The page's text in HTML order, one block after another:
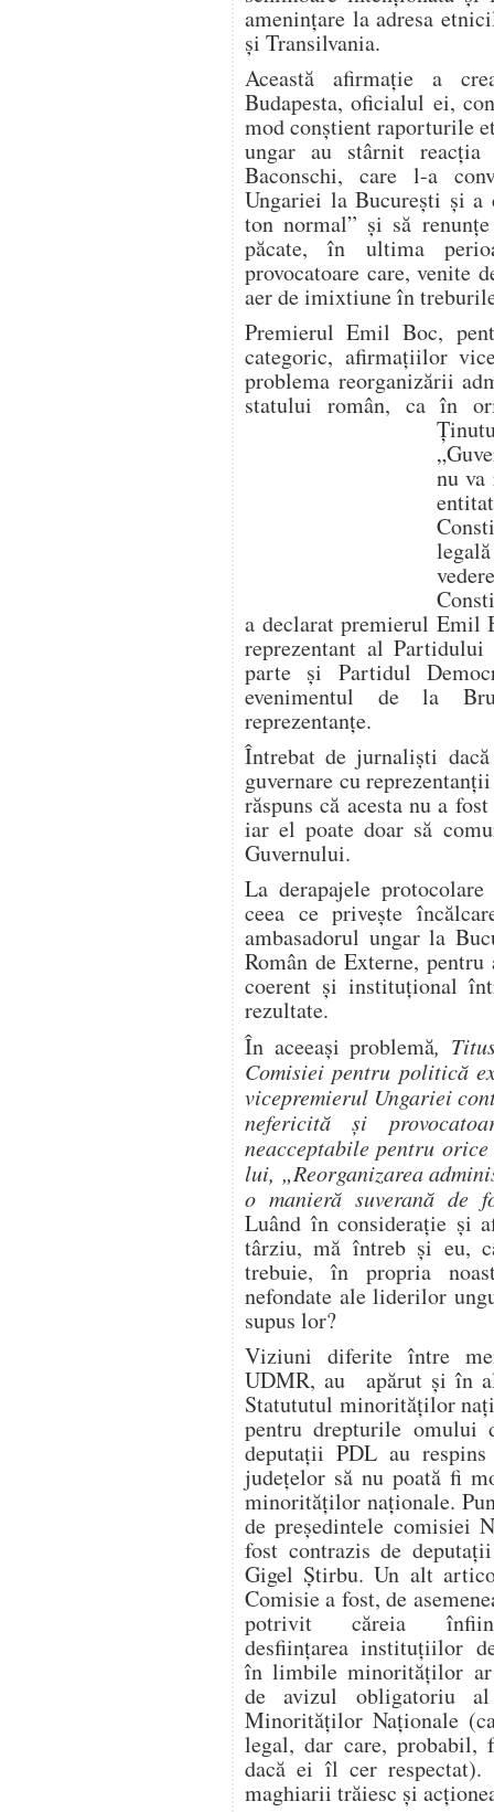
ameninţare la adresa
şi Transilvania.
Această afirmaţie a
Budapesta, oficialul ei,
mod conştient raporturile
ungar au stârnit reacţia
Baconschi, care l-a
Ungariei la Bucureşti şi a
ton normal” şi să
păcate, în ultima
provocatoare care, venite
aer de imixtiune în
Premierul Emil Boc,
categoric, afirmaţiilor
problema reorganizării
statului român, ca în
nu va
a declarat premierul
reprezentant al
parte şi Partidul
evenimentul de la
reprezentanţe.
Întrebat de jurnalişti
guvernare cu
răspuns că acesta nu a
iar el poate doar să
Guvernului.
La derapajele
ceea ce priveşte
ambasadorul ungar la
Român de Externe,
coerent şi instituţional
rezultate.
În aceeaşi problemă,
Comisiei pentru politică
vicepremierul Ungariei
nefericită şi
neacceptabile pentru
lui, „Reorganizarea
o manieră suverană de
Luând în consideraţie şi
târziu, mă întreb şi eu,
trebuie, în propria
nefondate ale liderilor
supus lor?
Viziuni diferite între
UDMR, au apărut şi în
Statututul minorităţilor
pentru drepturile omului
deputaţii PDL au
judeţelor să nu poată fi
minorităţilor naţionale.
de preşedintele comisiei
fost contrazis de
Gigel Ştirbu. Un alt
Comisie a fost, de
potrivit căreia
desfiinţarea instituţiilor
în limbile minorităţilor ar
de avizul obligatoriu
Minorităţilor Naţionale
legal, dar care, probabil,
dacă ei îl cer
maghiarii trăiesc şi